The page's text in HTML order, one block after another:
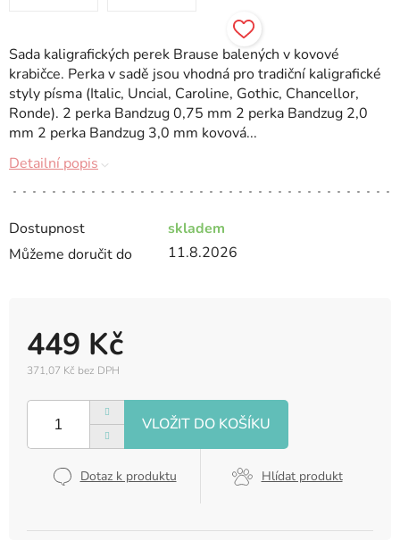
Dostupnost
skladem
Můžeme doručit do
11.8.2026
449 Kč
371,07 Kč bez DPH
cena:
Dotaz k produktu Hlídat produkt
Sada kaligrafických perek Brause balených v kovové
krabičce. Perka v sadě jsou vhodná pro tradiční kaligrafické
styly písma (Italic, Uncial, Caroline, Gothic, Chancellor,
Ronde). 2 perka Bandzug 0,75 mm 2 perka Bandzug 2,0
mm 2 perka Bandzug 3,0 mm kovová...
Detailní popis